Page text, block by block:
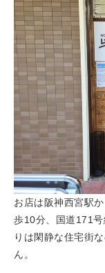
お店は阪神西宮駅
歩10分、国道171
りは閑静な住宅街
ん。